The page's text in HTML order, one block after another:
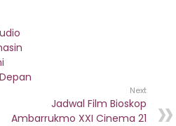
Next
Jadwal Film Bioskop
Ambarrukmo XXI Cinema 21